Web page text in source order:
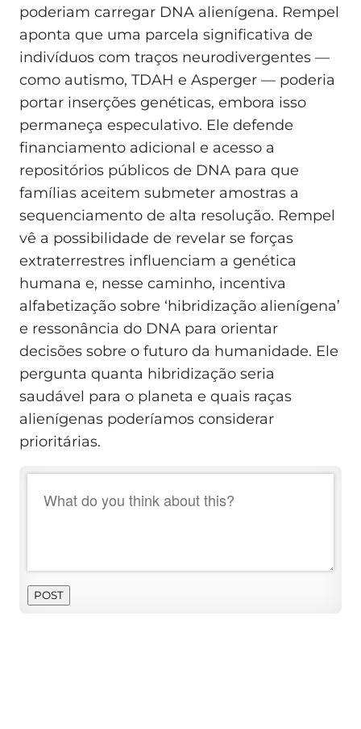
poderiam carregar DNA alienígena. Rempel
aponta que uma parcela significativa de
indivíduos com traços neurodivergentes —
como autismo, TDAH e Asperger — poderia
portar inserções genéticas, embora isso
permaneça especulativo. Ele defende
financiamento adicional e acesso a
repositórios públicos de DNA para que
famílias aceitem submeter amostras a
sequenciamento de alta resolução. Rempel
vê a possibilidade de revelar se forças
extraterrestres influenciam a genética
humana e, nesse caminho, incentiva
alfabetização sobre ‘hibridização alienígena’
e ressonância do DNA para orientar
decisões sobre o futuro da humanidade. Ele
pergunta quanta hibridização seria
saudável para o planeta e quais raças
alienígenas poderíamos considerar
prioritárias.
POST